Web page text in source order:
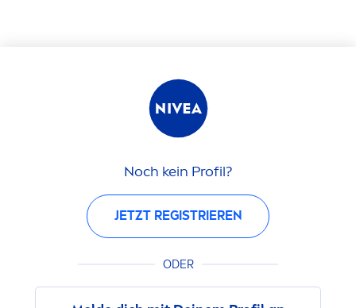
Noch kein Profil?
JETZT REGISTRIEREN
ODER